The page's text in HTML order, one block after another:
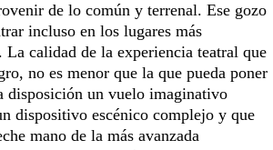
de lo común y terrenal. Ese gozo
incluso en los lugares más
La calidad de la experiencia teatral que
no es menor que la que pueda poner
disposición un vuelo imaginativo
dispositivo escénico complejo y que
mano de la más avanzada